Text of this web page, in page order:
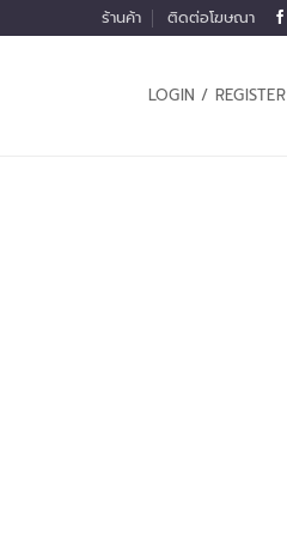
ร้านค้า ติดต่อโฆษณา
LOGIN / REGISTER